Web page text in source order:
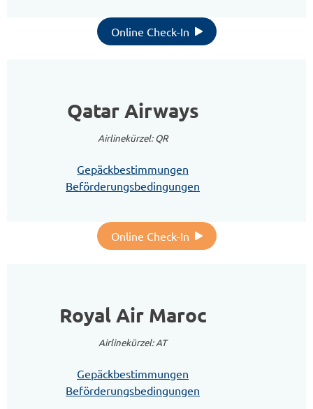
Online Check-In
Qatar Airways
Airlinekürzel: QR
Gepäckbestimmungen
Beförderungsbedingungen
Online Check-In
Royal Air Maroc
Airlinekürzel: AT
Gepäckbestimmungen
Beförderungsbedingungen